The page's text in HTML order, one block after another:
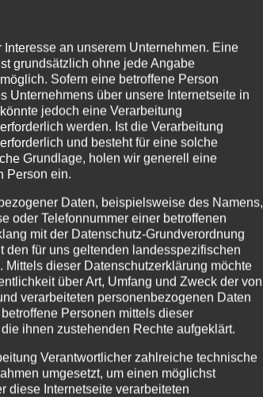
Deutsche Rote Kreuz, die Deutsche
Hilfsdienst und somit alle
dem Modul „Sicherheit, Vorsorge und
umfangreicheren Projektes auf den
in Einsätze des
Schulungsangebote vorbereitet.
.
als 43.000 ehrenamtlichen Helferinnen
in Deutschland und
engagieren sich in den Bereichen
und Pflege von alten und kranken
Arbeit mit Kindern und Jugendlichen,
an unserem Unternehmen. Eine
grundsätzlich ohne jede Angabe
Sofern eine betroffene Person
Unternehmens über unsere Internetseite in
jedoch eine Verarbeitung
werden. Ist die Verarbeitung
und besteht für eine solche
Grundlage, holen wir generell eine
Person ein.
Daten, beispielsweise des Namens,
oder Telefonnummer einer betroffenen
mit der Datenschutz-Grundverordnung
den für uns geltenden landesspezifischen
Mittels dieser Datenschutzerklärung möchte
über Art, Umfang und Zweck der von
verarbeiteten personenbezogenen Daten
Personen mittels dieser
ihnen zustehenden Rechte aufgeklärt.
Verantwortlicher zahlreiche technische
umgesetzt, um einen möglichst
diese Internetseite verarbeiteten